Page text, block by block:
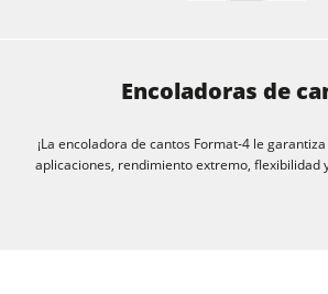
Encoladoras de
¡La encoladora de cantos Format-4 le
aplicaciones, rendimiento extremo, flexibilidad